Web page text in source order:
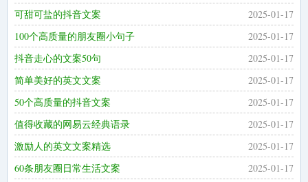
2025-01-17
可甜可盐的抖音文案
2025-01-17
100个高质量的朋友圈小句子
2025-01-17
抖音走心的文案50句
2025-01-17
简单美好的英文文案
2025-01-17
50个高质量的抖音文案
2025-01-17
值得收藏的网易云经典语录
2025-01-17
激励人的英文文案精选
2025-01-17
60条朋友圈日常生活文案